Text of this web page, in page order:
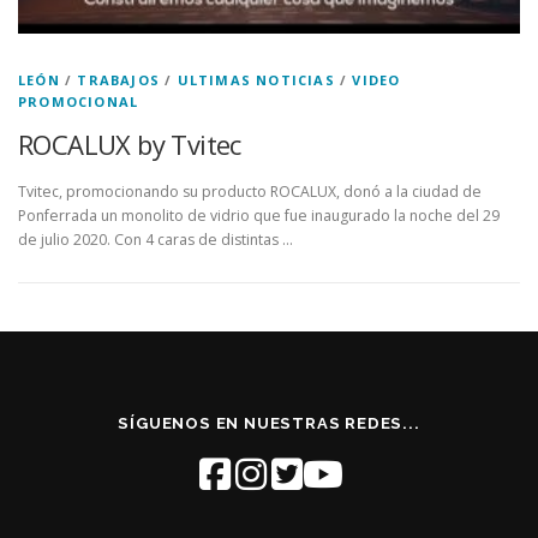
LEÓN / TRABAJOS / ULTIMAS NOTICIAS /VIDEO
PROMOCIONAL
ROCALUX by Tvitec
Tvitec, promocionando su producto ROCALUX, donó a la ciudad de
Ponferrada un monolito de vidrio que fue inaugurado la noche del 29
de julio 2020. Con 4 caras de distintas …
SÍGUENOS EN NUESTRAS REDES...